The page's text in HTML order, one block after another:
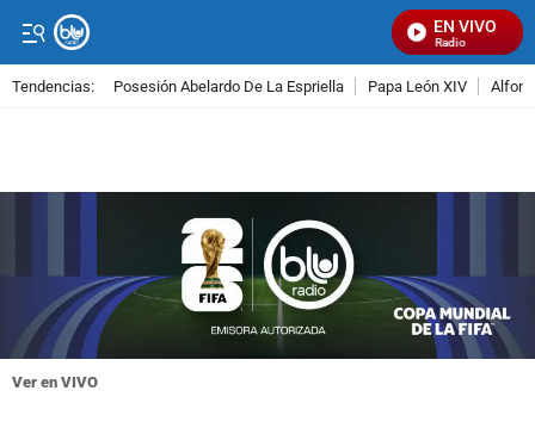
EN VIVO
Señal Visual Radio
Tendencias: Posesión Abelardo De La Espriella Papa León XIV
Ver en VIVO